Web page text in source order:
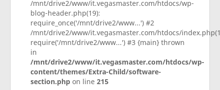
/mnt/drive2/www/it.vegasmaster.com/htdocs/wp-
blog-header.php(19):
require_once('/mnt/drive2/www...') #2
/mnt/drive2/www/it.vegasmaster.com/htdocs/
require('/mnt/drive2/www...') #3 {main} thrown
in
/mnt/drive2/www/it.vegasmaster.com/htdocs/wp-
content/themes/Extra-Child/software-
section.php on line215